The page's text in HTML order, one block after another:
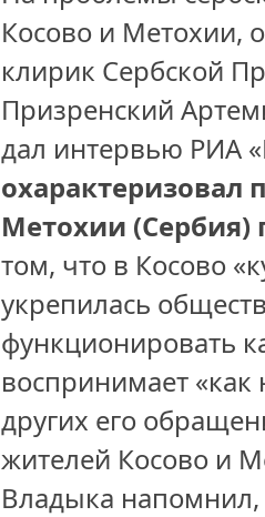
Косово и Метохии,
клирик Сербской
Призренский
дал интервью РИА
охарактеризовал
Метохии (Сербия)
том, что в Косово
укрепилась
функционировать
воспринимает
других его
жителей Косово и
Владыка напомнил,